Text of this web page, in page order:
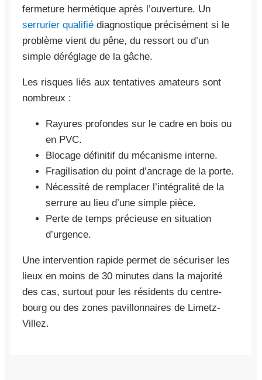
fermeture hermétique après l’ouverture. Un
serrurier qualifié diagnostique précisément si le
problème vient du pêne, du ressort ou d’un
simple déréglage de la gâche.
Les risques liés aux tentatives amateurs sont
nombreux :
Rayures profondes sur le cadre en bois ou
en PVC.
Blocage définitif du mécanisme interne.
Fragilisation du point d’ancrage de la porte.
Nécessité de remplacer l’intégralité de la
serrure au lieu d’une simple pièce.
Perte de temps précieuse en situation
d’urgence.
Une intervention rapide permet de sécuriser les
lieux en moins de 30 minutes dans la majorité
des cas, surtout pour les résidents du centre-
bourg ou des zones pavillonnaires de Limetz-
Villez.